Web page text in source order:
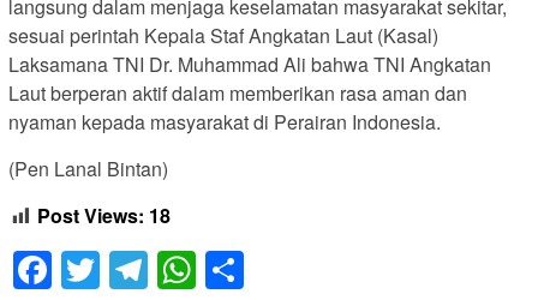
langsung dalam menjaga keselamatan masyarakat sekitar,
sesuai perintah Kepala Staf Angkatan Laut (Kasal)
Laksamana TNI Dr. Muhammad Ali bahwa TNI Angkatan
Laut berperan aktif dalam memberikan rasa aman dan
nyaman kepada masyarakat di Perairan Indonesia.
(Pen Lanal Bintan)
Post Views: 18
Facebook
Twitter
Telegram
WhatsApp